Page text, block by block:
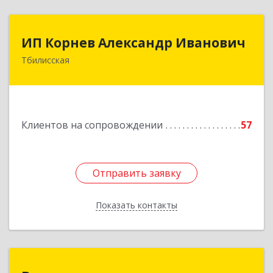
ИП Корнев Александр Иванович
Тбилисская
Клиентов на сопровождении 57
Отправить заявку
Показать контакты
352360, Краснодарский край, Тбилисский р-н,
Отправить заявку
Назад